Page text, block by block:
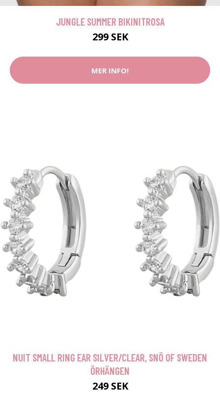
JUNGLE SUMMER BIKINITROSA
299 SEK
MER INFO!
NUIT SMALL RING EAR SILVER/CLEAR, SNÖ OF SWEDEN
ÖRHÄNGEN
249 SEK